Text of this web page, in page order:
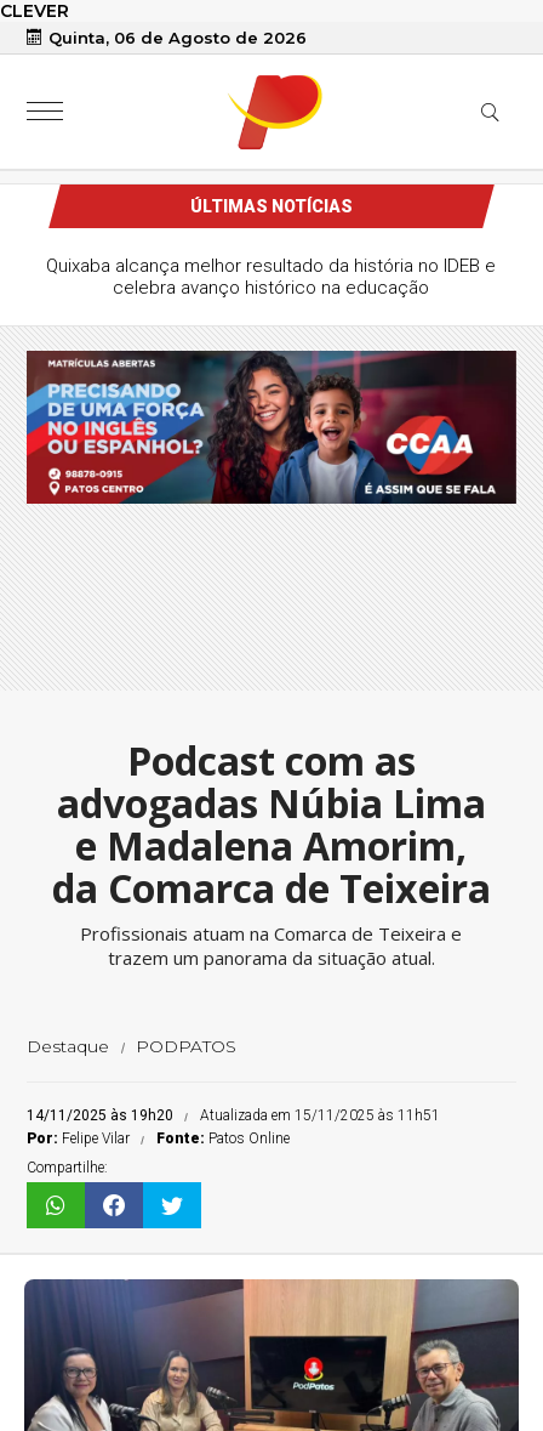
CLEVER
Quinta, 06 de Agosto de 2026
ÚLTIMAS NOTÍCIAS
Quixaba alcança melhor resultado da história no IDEB e
celebra avanço histórico na educação
Podcast com as
advogadas Núbia Lima
e Madalena Amorim,
da Comarca de Teixeira
Profissionais atuam na Comarca de Teixeira e
trazem um panorama da situação atual.
Destaque PODPATOS
14/11/2025 às 19h20
Atualizada em 15/11/2025 às 11h51
Por: Felipe Vilar Fonte: Patos Online
Compartilhe: